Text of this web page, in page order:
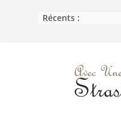
Récents :